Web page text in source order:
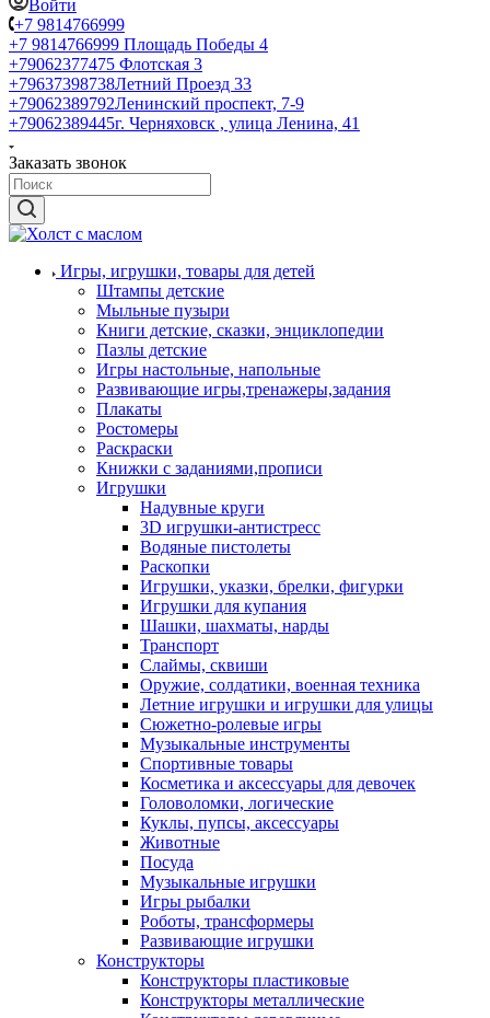
Войти
+7 9814766999
+7 9814766999 Площадь Победы 4
+79062377475 Флотская 3
+79637398738Летний Проезд 33
+79062389792Ленинский проспект, 7-9
+79062389445г. Черняховск , улица Ленина, 41
Заказать звонок
Игры, игрушки, товары для детей
Штампы детские
Мыльные пузыри
Книги детские, сказки, энциклопедии
Пазлы детские
Игры настольные, напольные
Развивающие игры,тренажеры,задания
Плакаты
Ростомеры
Раскраски
Книжки с заданиями,прописи
Игрушки
Надувные круги
3D игрушки-антистресс
Водяные пистолеты
Раскопки
Игрушки, указки, брелки, фигурки
Игрушки для купания
Шашки, шахматы, нарды
Транспорт
Слаймы, сквиши
Оружие, солдатики, военная техника
Летние игрушки и игрушки для улицы
Сюжетно-ролевые игры
Музыкальные инструменты
Спортивные товары
Косметика и аксессуары для девочек
Головоломки, логические
Куклы, пупсы, аксессуары
Животные
Посуда
Музыкальные игрушки
Игры рыбалки
Роботы, трансформеры
Развивающие игрушки
Конструкторы
Конструкторы пластиковые
Конструкторы металлические